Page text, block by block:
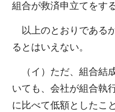
組合が救済申立てをす
以上のとおりである
るとはいえない。
（イ）ただ、組合結
いても、会社が組合執
に比べて低額としたこ